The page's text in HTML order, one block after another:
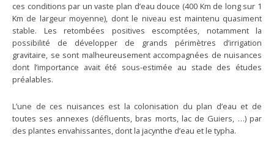
ces conditions par un vaste plan d’eau douce (400 Km de long sur 1
Km de largeur moyenne), dont le niveau est maintenu quasiment
stable. Les retombées positives escomptées, notamment la
possibilité de développer de grands périmètres d’irrigation
gravitaire, se sont malheureusement accompagnées de nuisances
dont l’importance avait été sous-estimée au stade des études
préalables.
L’une de ces nuisances est la colonisation du plan d’eau et de
toutes ses annexes (défluents, bras morts, lac de Guiers, …) par
des plantes envahissantes, dont la jacynthe d’eau et le typha.